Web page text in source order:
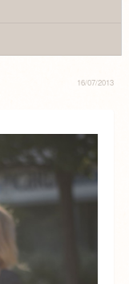
16/07/2013